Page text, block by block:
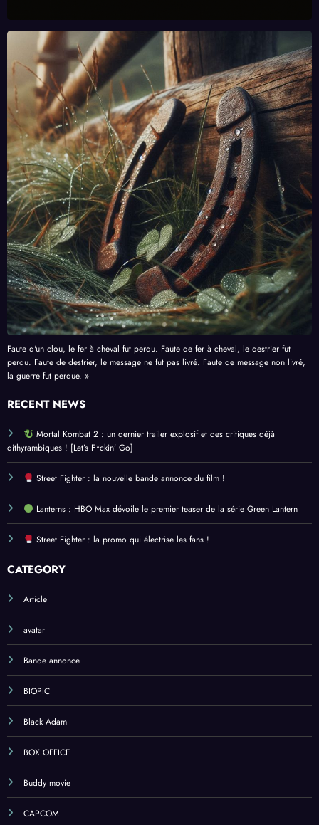
Faute d'un clou, le fer à cheval fut perdu. Faute de fer à cheval, le destrier fut
perdu. Faute de destrier, le message ne fut pas livré. Faute de message non livré,
la guerre fut perdue. »
RECENT NEWS
Mortal Kombat 2 : un dernier trailer explosif et des critiques déjà
dithyrambiques ! [Let’s F*ckin’ Go]
Street Fighter : la nouvelle bande annonce du film !
Lanterns : HBO Max dévoile le premier teaser de la série Green Lantern
Street Fighter : la promo qui électrise les fans !
CATEGORY
Article
avatar
Bande annonce
BIOPIC
Black Adam
BOX OFFICE
Buddy movie
CAPCOM